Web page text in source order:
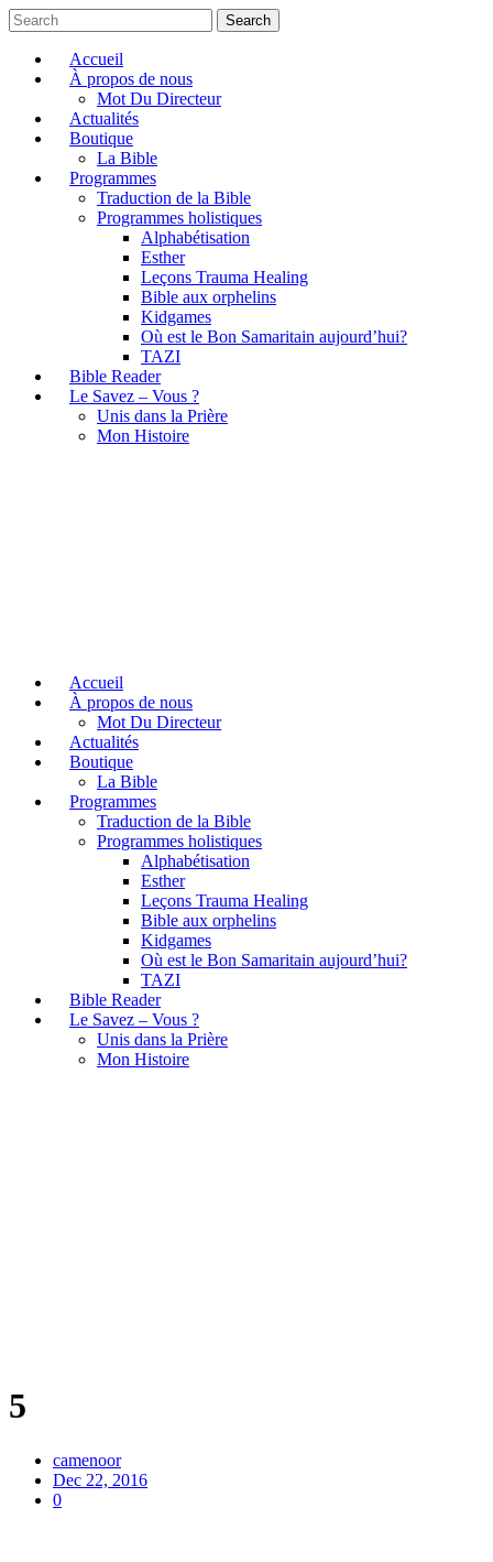
Search
Accueil
À propos de nous
Mot Du Directeur
Actualités
Boutique
La Bible
Programmes
Traduction de la Bible
Programmes holistiques
Alphabétisation
Esther
Leçons Trauma Healing
Bible aux orphelins
Kidgames
Où est le Bon Samaritain aujourd’hui?
TAZI
Bible Reader
Le Savez – Vous ?
Unis dans la Prière
Mon Histoire
Accueil
À propos de nous
Mot Du Directeur
Actualités
Boutique
La Bible
Programmes
Traduction de la Bible
Programmes holistiques
Alphabétisation
Esther
Leçons Trauma Healing
Bible aux orphelins
Kidgames
Où est le Bon Samaritain aujourd’hui?
TAZI
Bible Reader
Le Savez – Vous ?
Unis dans la Prière
Mon Histoire
5
camenoor
Dec 22, 2016
0